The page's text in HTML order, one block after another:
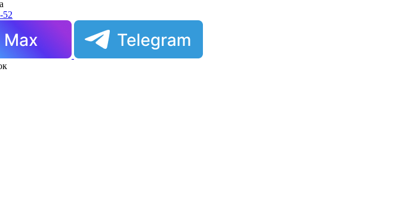
52